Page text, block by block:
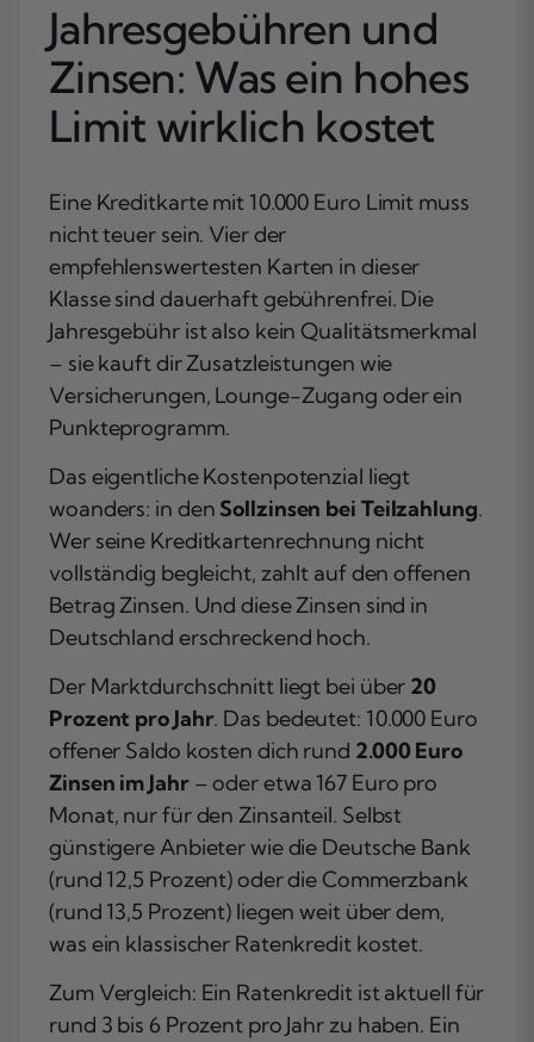
Jahresgebühren und
Zinsen: Was ein hohes
Limit wirklich kostet
Eine Kreditkarte mit 10.000 Euro Limit muss
nicht teuer sein. Vier der
empfehlenswertesten Karten in dieser
Klasse sind dauerhaft gebührenfrei. Die
Jahresgebühr ist also kein Qualitätsmerkmal
– sie kauft dir Zusatzleistungen wie
Versicherungen, Lounge-Zugang oder ein
Punkteprogramm.
Das eigentliche Kostenpotenzial liegt
woanders: in denSollzinsen bei Teilzahlung.
Wer seine Kreditkartenrechnung nicht
vollständig begleicht, zahlt auf den offenen
Betrag Zinsen. Und diese Zinsen sind in
Deutschland erschreckend hoch.
Der Marktdurchschnitt liegt bei über 20
Prozent pro Jahr. Das bedeutet: 10.000 Euro
offener Saldo kosten dich rund 2.000 Euro
Zinsen im Jahr– oder etwa 167 Euro pro
Monat, nur für den Zinsanteil. Selbst
günstigere Anbieter wie die Deutsche Bank
(rund 12,5 Prozent) oder die Commerzbank
(rund 13,5 Prozent) liegen weit über dem,
was ein klassischer Ratenkredit kostet.
Zum Vergleich: Ein Ratenkredit ist aktuell für
rund 3 bis 6 Prozent pro Jahr zu haben. Ein